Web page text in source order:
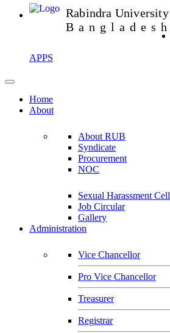
Rabindra University
Bangladesh
APPS
Home
About
About RUB
Syndicate
Procurement
NOC
Sexual Harassment Cell
Job Circular
Gallery
Administration
Vice Chancellor
Pro Vice Chancellor
Treasurer
Registrar